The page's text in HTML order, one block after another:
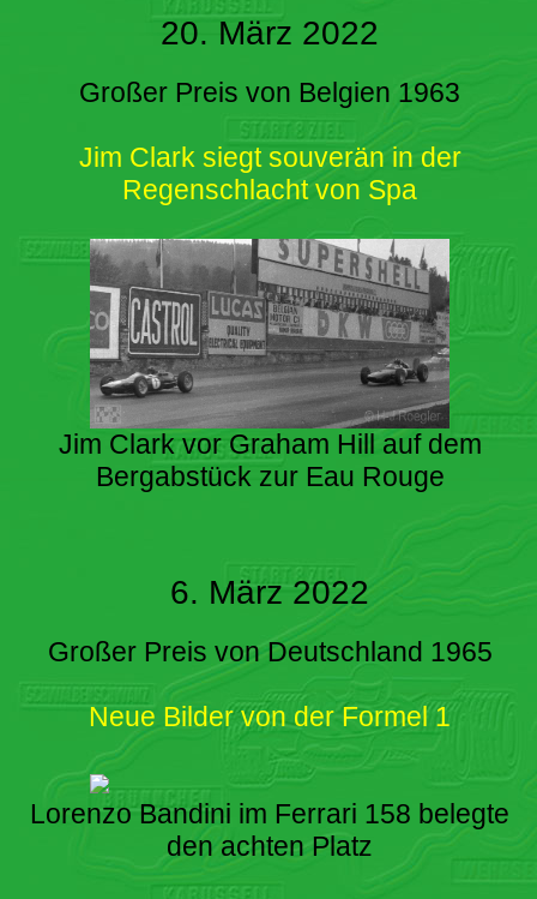
20. März 2022
Großer Preis von Belgien 1963
Jim Clark siegt souverän in der
Regenschlacht von Spa
Jim Clark vor Graham Hill auf dem
Bergabstück zur Eau Rouge
6. März 2022
Großer Preis von Deutschland 1965
Neue Bilder von der Formel 1
Lorenzo Bandini im Ferrari 158 belegte
den achten Platz